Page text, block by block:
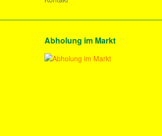
Abholung im Markt